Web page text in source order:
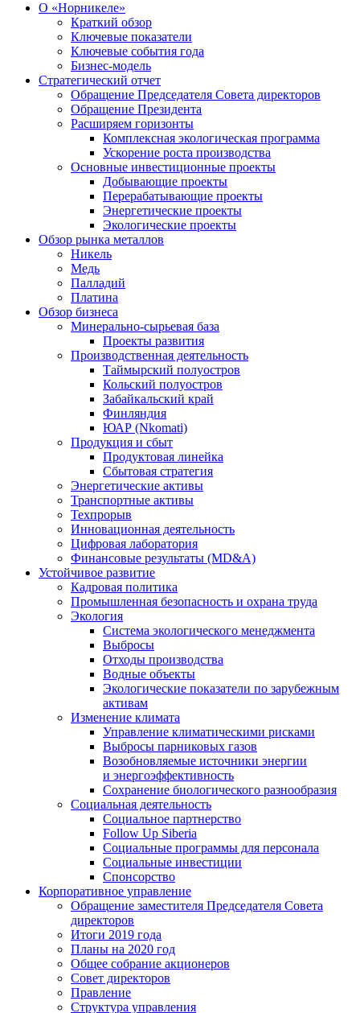
О «Норникеле»
Краткий обзор
Ключевые показатели
Ключевые события года
Бизнес-модель
Стратегический отчет
Обращение Председателя Совета директоров
Обращение Президента
Расширяем горизонты
Комплексная экологическая программа
Ускорение роста производства
Основные инвестиционные проекты
Добывающие проекты
Перерабатывающие проекты
Энергетические проекты
Экологические проекты
Обзор рынка металлов
Никель
Медь
Палладий
Платина
Обзор бизнеса
Минерально-сырьевая база
Проекты развития
Производственная деятельность
Таймырский полуостров
Кольский полуостров
Забайкальский край
Финляндия
ЮАР (Nkomati)
Продукция и сбыт
Продуктовая линейка
Сбытовая стратегия
Энергетические активы
Транспортные активы
Техпрорыв
Инновационная деятельность
Цифровая лаборатория
Финансовые результаты (MD&A)
Устойчивое развитие
Кадровая политика
Промышленная безопасность и охрана труда
Экология
Система экологического менеджмента
Выбросы
Отходы производства
Водные объекты
Экологические показатели по зарубежным
активам
Изменение климата
Управление климатическими рисками
Выбросы парниковых газов
Возобновляемые источники энергии
и энергоэффективность
Сохранение биологического разнообразия
Социальная деятельность
Социальное партнерство
Follow Up Siberia
Социальные программы для персонала
Социальные инвестиции
Спонсорство
Корпоративное управление
Обращение заместителя Председателя Совета
директоров
Итоги 2019 года
Планы на 2020 год
Общее собрание акционеров
Совет директоров
Правление
Структура управления